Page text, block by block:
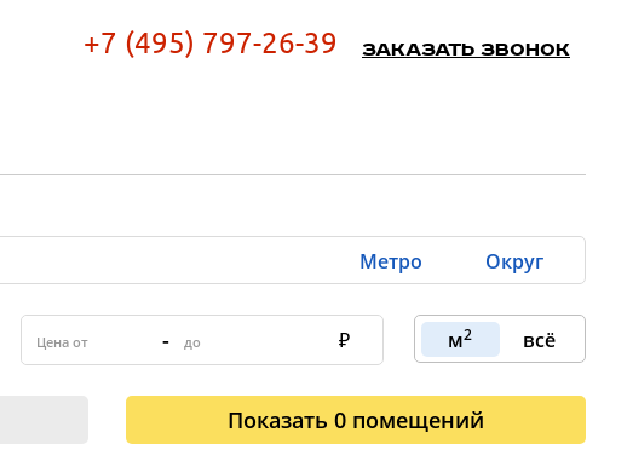
+7 (495) 797-26-39 Заказать звонок
Метро Округ
- м2 всё
Показать0 помещений